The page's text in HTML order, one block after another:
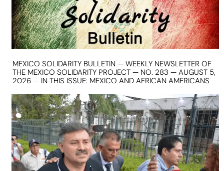
MEXICO SOLIDARITY BULLETIN — WEEKLY NEWSLETTER OF
THE MEXICO SOLIDARITY PROJECT — NO. 283 — AUGUST 5,
2026 — IN THIS ISSUE: MEXICO AND AFRICAN AMERICANS